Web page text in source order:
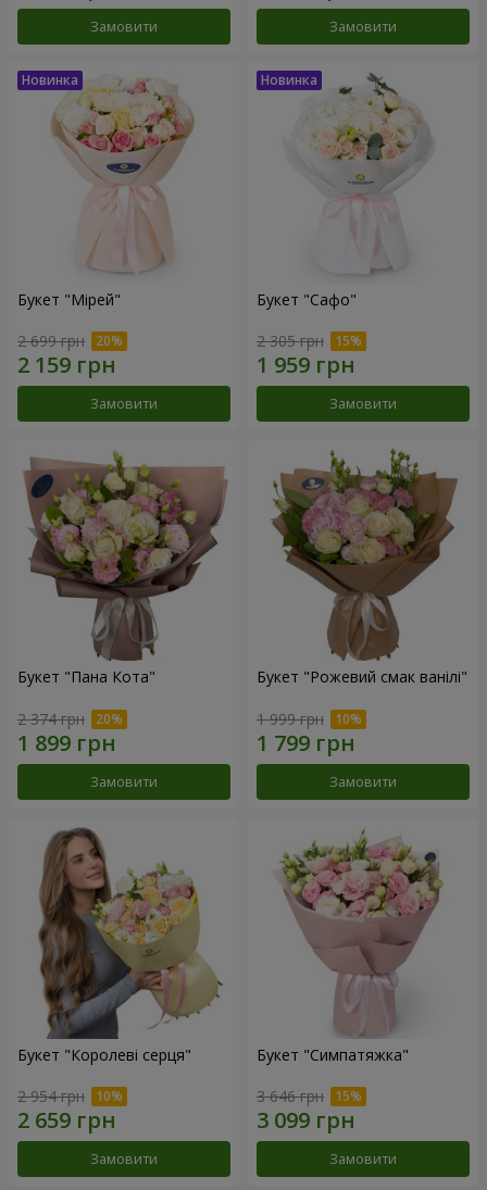
Замовити Замовити
Букет "Мірей"
2 699 грн
Замовити
Букет "Сафо"
2 305 грн
Замовити
Букет "Пана Кота"
2 374 грн
Замовити
Букет "Рожевий смак ванілі"
1 999 грн
Замовити
Букет "Королеві серця"
2 954 грн
Замовити
Букет "Симпатяжка"
3 646 грн
Замовити